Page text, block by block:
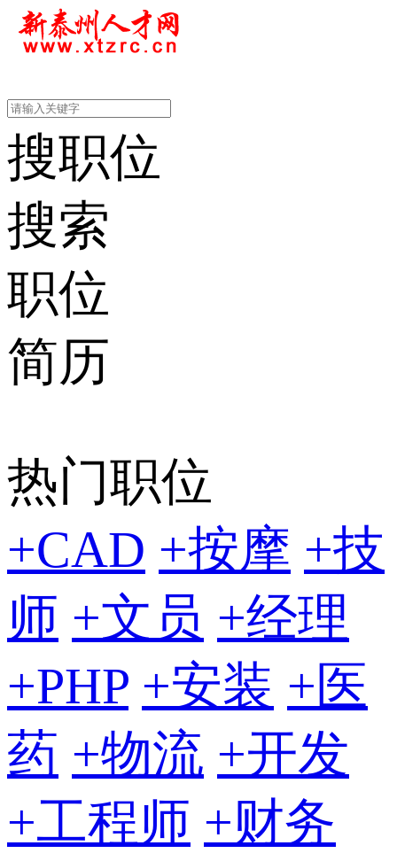
搜职位
搜索
职位
简历
热门职位
+CAD +按摩 +技
师 +文员 +经理
+PHP +安装 +医
药 +物流 +开发
+工程师 +财务